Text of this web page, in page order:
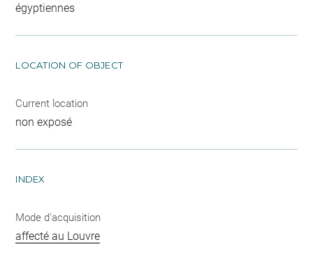
égyptiennes
LOCATION OF OBJECT
Current location
non exposé
INDEX
Mode d'acquisition
affecté au Louvre